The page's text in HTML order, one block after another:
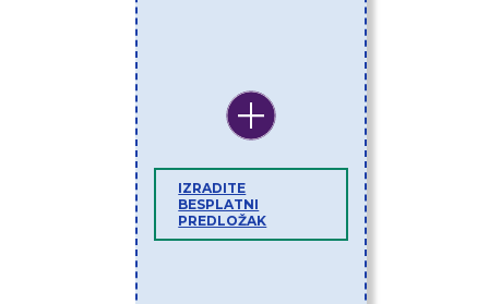
IZRADITE
BESPLATNI
PREDLOŽAK